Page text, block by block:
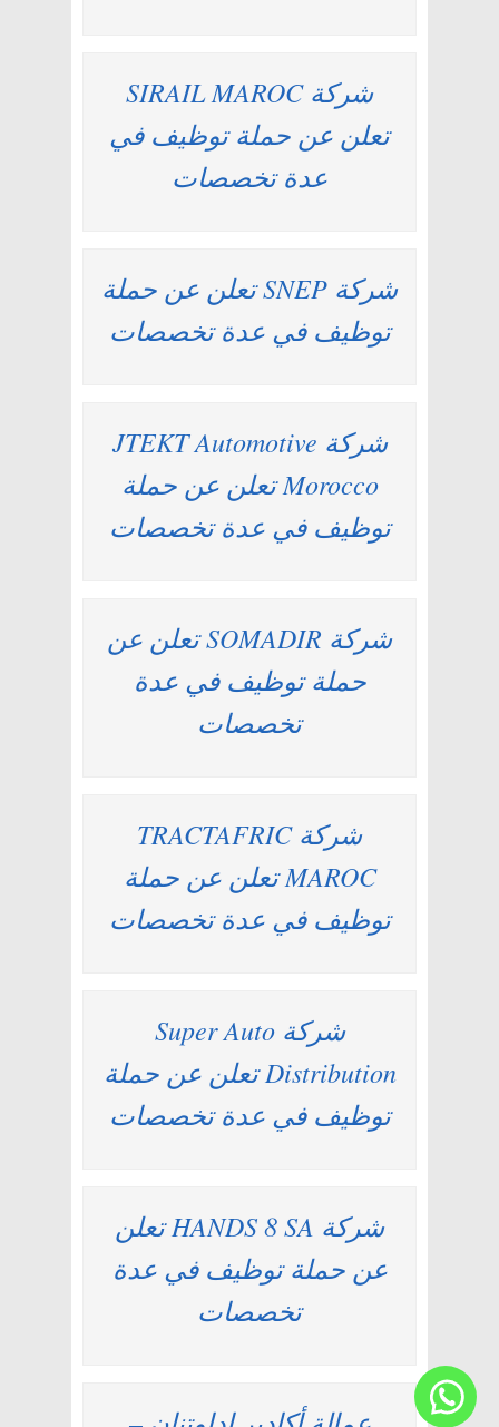
شركة SIRAIL MAROC
تعلن عن حملة توظيف في
عدة تخصصات
شركة SNEP تعلن عن حملة
توظيف في عدة تخصصات
شركة JTEKT Automotive
Morocco تعلن عن حملة
توظيف في عدة تخصصات
شركة SOMADIR تعلن عن
حملة توظيف في عدة
تخصصات
شركة TRACTAFRIC
MAROC تعلن عن حملة
توظيف في عدة تخصصات
شركة Super Auto
Distribution تعلن عن حملة
توظيف في عدة تخصصات
شركة HANDS 8 SA تعلن
عن حملة توظيف في عدة
تخصصات